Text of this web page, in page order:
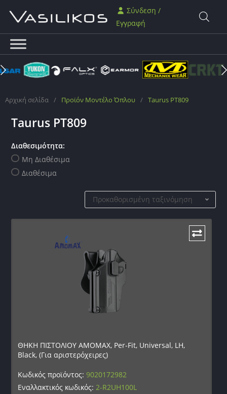
Σύνδεση /
Εγγραφή
Αρχική σελίδα / Προϊόν Μοντέλο Όπλου / Taurus PT809
Taurus PT809
Διαθεσιμότητα:
Μη Διαθέσιμα
Διαθέσιμα
Προκαθορισμένη ταξινόμηση
ΘΗΚΗ ΠΙΣΤΟΛΙΟΥ AMOMAX, Per-Fit, Universal, LH,
Black, (Για αριστερόχειρες)
Κωδικός προϊόντος:9020172982
Εναλλακτικός κωδικός:2-R2UH100L